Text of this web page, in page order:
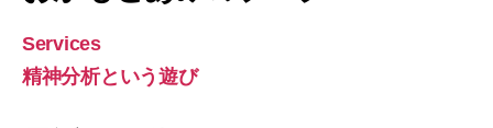
Services
精神分析という遊び